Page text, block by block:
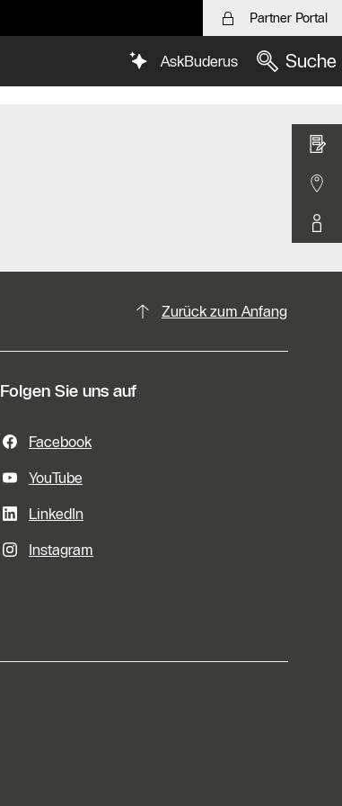
Partner Portal
AskBuderus Suche
Zurück zum Anfang
Folgen Sie uns auf
Facebook
YouTube
LinkedIn
Instagram